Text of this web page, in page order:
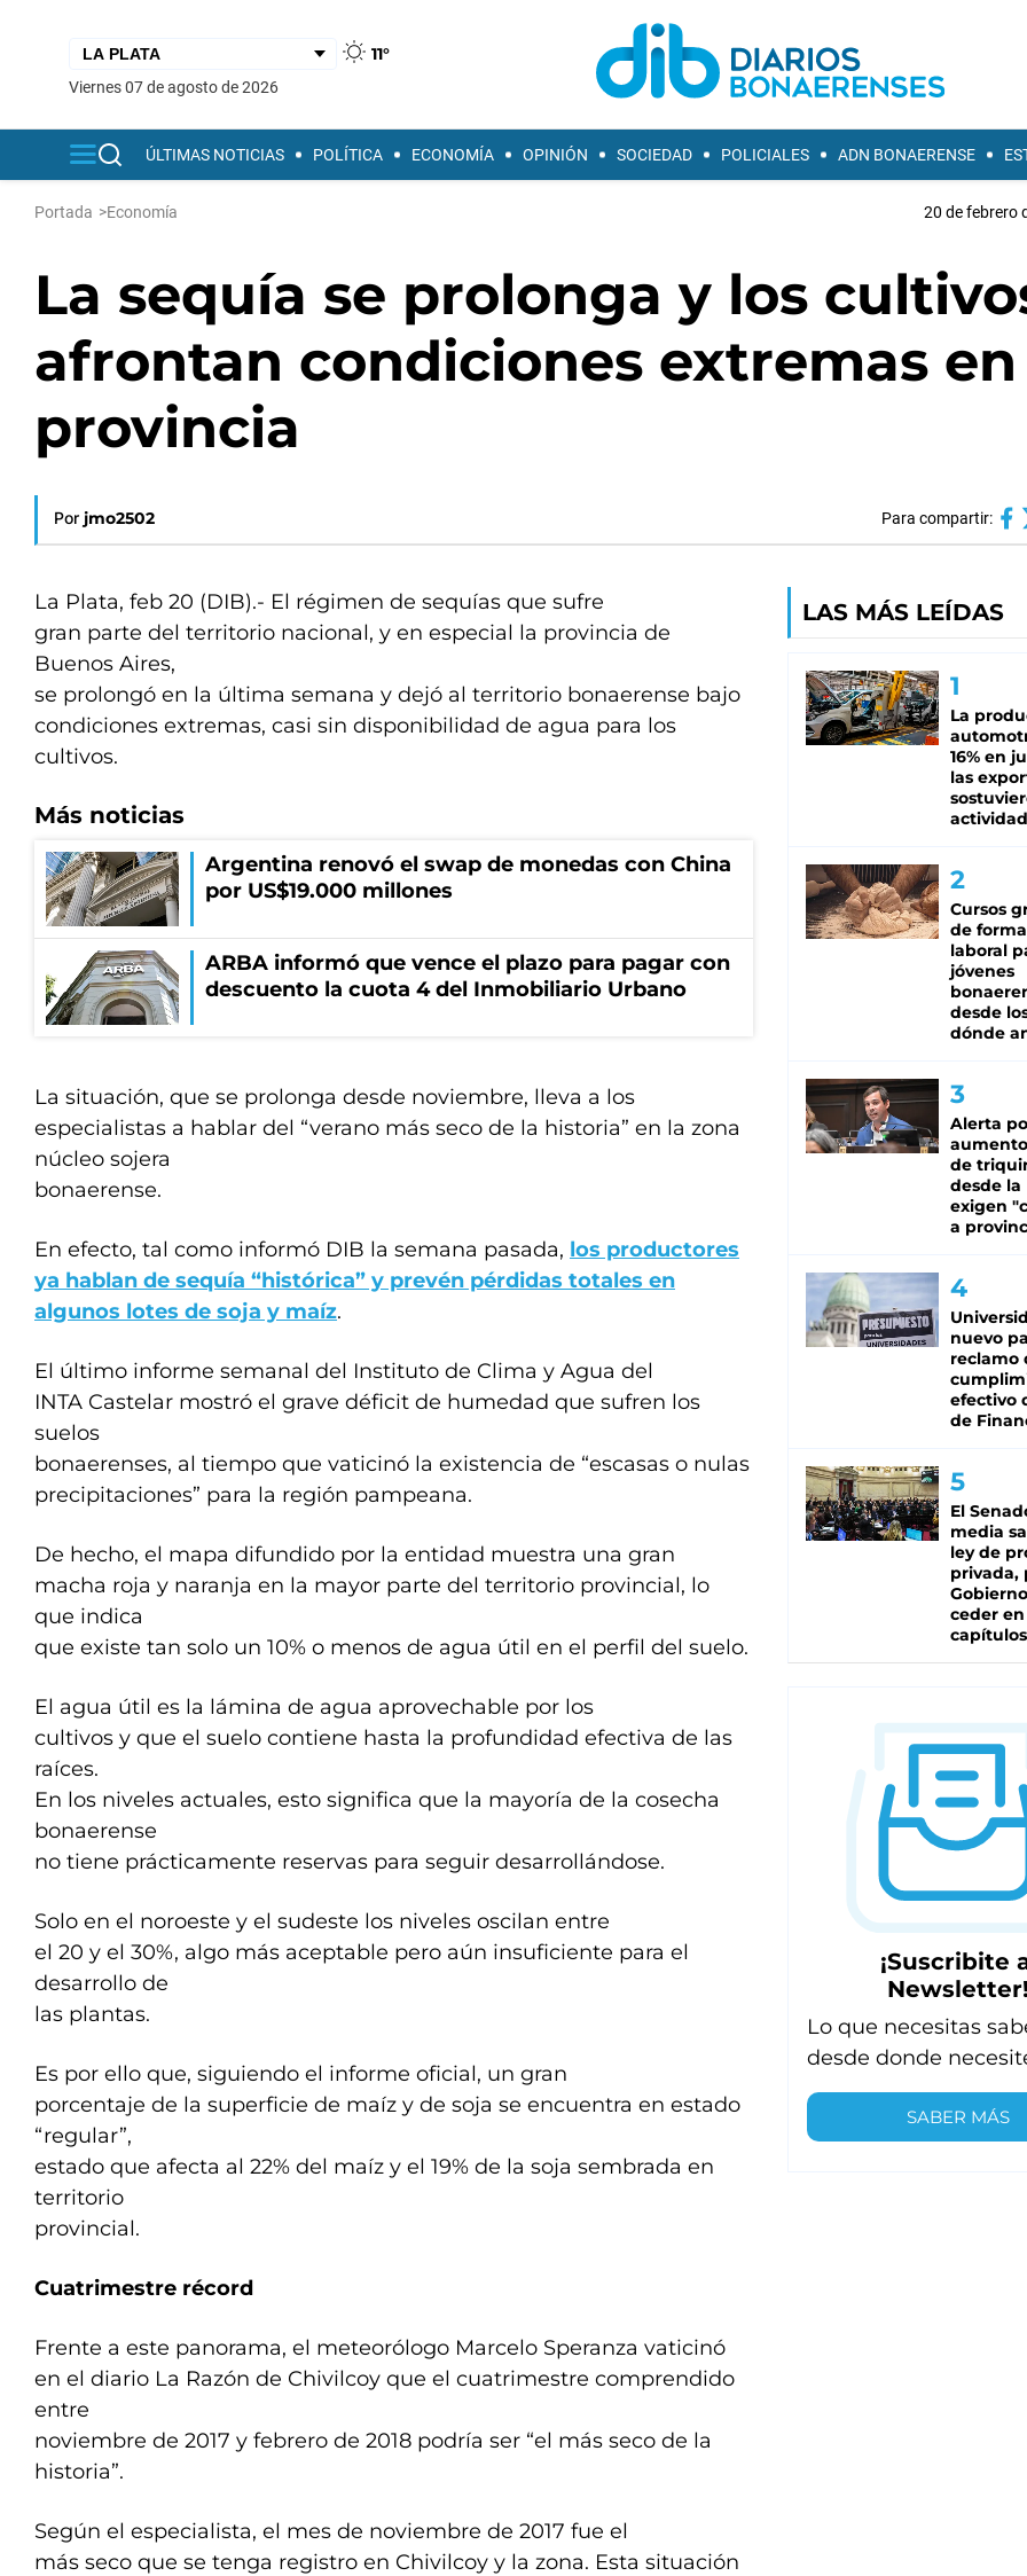
11°
viernes 07 de agosto de 2026
ÚLTIMAS NOTICIAS POLÍTICA ECONOMÍA OPINIÓN SOCIEDAD POLICIALES ADN BONAERENSE
Portada >Economía 20 de febrero
La sequía se prolonga y los
afrontan condiciones extremas
provincia
Por jmo2502 Para compartir:
La Plata, feb 20 (DIB).- El régimen de sequías que sufre
gran parte del territorio nacional, y en especial la provincia de
Buenos Aires,
se prolongó en la última semana y dejó al territorio bonaerense bajo
condiciones extremas, casi sin disponibilidad de agua para los
cultivos.
Más noticias
Argentina renovó el swap de monedas con China
por US$19.000 millones
ARBA informó que vence el plazo para pagar con
descuento la cuota 4 del Inmobiliario Urbano
La situación, que se prolonga desde noviembre, lleva a los
especialistas a hablar del “verano más seco de la historia” en la zona
núcleo sojera
bonaerense.
En efecto, tal como informó DIB la semana pasada, los productores
ya hablan de sequía “histórica” y prevén pérdidas totales en
algunos lotes de soja y maíz.
El último informe semanal del Instituto de Clima y Agua del
INTA Castelar mostró el grave déficit de humedad que sufren los
suelos
bonaerenses, al tiempo que vaticinó la existencia de “escasas o nulas
precipitaciones” para la región pampeana.
De hecho, el mapa difundido por la entidad muestra una gran
macha roja y naranja en la mayor parte del territorio provincial, lo
que indica
que existe tan solo un 10% o menos de agua útil en el perfil del suelo.
El agua útil es la lámina de agua aprovechable por los
cultivos y que el suelo contiene hasta la profundidad efectiva de las
raíces.
En los niveles actuales, esto significa que la mayoría de la cosecha
bonaerense
no tiene prácticamente reservas para seguir desarrollándose.
Solo en el noroeste y el sudeste los niveles oscilan entre
el 20 y el 30%, algo más aceptable pero aún insuficiente para el
desarrollo de
las plantas.
Es por ello que, siguiendo el informe oficial, un gran
porcentaje de la superficie de maíz y de soja se encuentra en estado
“regular”,
estado que afecta al 22% del maíz y el 19% de la soja sembrada en
territorio
provincial.
Cuatrimestre récord
Frente a este panorama, el meteorólogo Marcelo Speranza vaticinó
en el diario La Razón de Chivilcoy que el cuatrimestre comprendido
entre
noviembre de 2017 y febrero de 2018 podría ser “el más seco de la
historia”.
Según el especialista, el mes de noviembre de 2017 fue el
más seco que se tenga registro en Chivilcoy y la zona. Esta situación
LAS MÁS LEÍDAS
La
16% en
las
actividad
Cursos
de
laboral
jóvenes
desde
dónde
Alerta
de
desde la
exigen
a
nuevo
reclamo
efectivo
de
El
media
ley de
privada,
ceder
capítulos
¡Suscribite
Lo que necesitas
desde donde
SABER MÁS